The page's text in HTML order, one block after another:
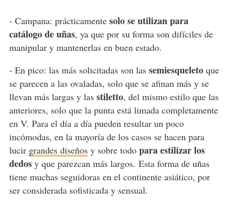
- Campana: prácticamente solo se utilizan para
catálogo de uñas, ya que por su forma son difíciles de
manipular y mantenerlas en buen estado.
- En pico: las más solicitadas son las semiesqueletoque
se parecen a las ovaladas, solo que se afinan más y se
llevan más largas y las stiletto, del mismo estilo que las
anteriores, solo que la punta está limada completamente
en V. Para el día a día pueden resultar un poco
incómodas, en la mayoría de los casos se hacen para
lucir grandes diseñosy sobre todo para estilizar los
dedosy que parezcan más largos. Esta forma de uñas
tiene muchas seguidoras en el continente asiático, por
ser considerada sofisticada y sensual.